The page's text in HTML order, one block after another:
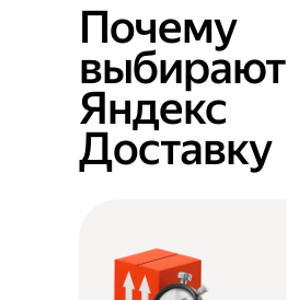
Почему
выбирают
Яндекс
Доставку